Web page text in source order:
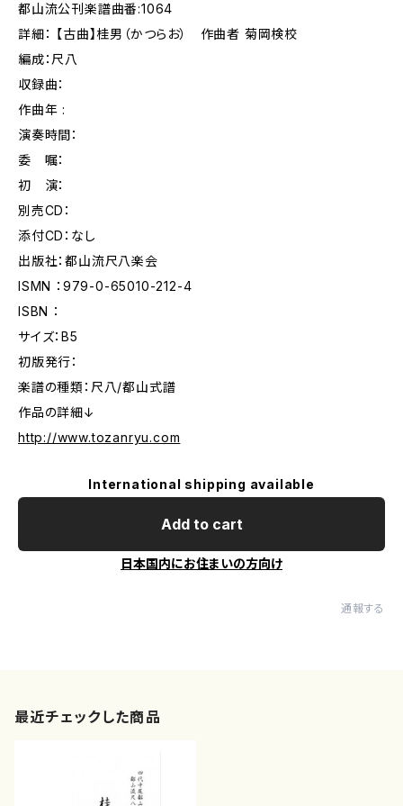
都山流公刊楽譜曲番:1064
詳細： 【古曲】桂男（かつらお） 作曲者 菊岡検校
編成：尺八
収録曲：
作曲年 :
演奏時間：
委 嘱：
初 演：
別売CD：
添付CD：なし
出版社：都山流尺八楽会
ISMN ：979-0-65010-212-4
ISBN ：
サイズ：B5
初版発行：
楽譜の種類：尺八/都山式譜
作品の詳細↓
http://www.tozanryu.com
International shipping available
Add to cart
日本国内にお住まいの方向け
通報する
最近チェックした商品